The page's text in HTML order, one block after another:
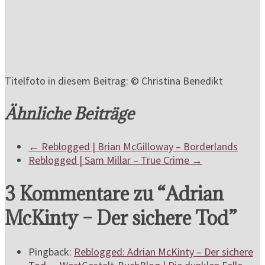
Titelfoto in diesem Beitrag: © Christina Benedikt
Ähnliche Beiträge
← Reblogged | Brian McGilloway – Borderlands
Reblogged | Sam Millar – True Crime →
3 Kommentare zu “Adrian
McKinty – Der sichere Tod”
Pingback: Reblogged: Adrian McKinty – Der sichere